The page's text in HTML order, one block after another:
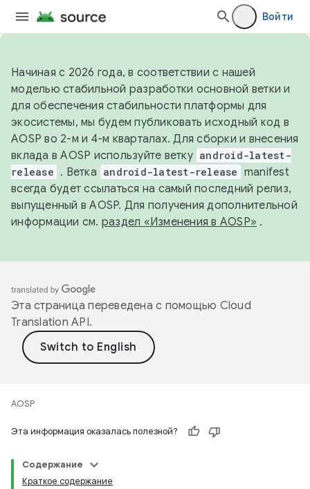
Войти
Начиная с 2026 года, в соответствии с нашей
моделью стабильной разработки основной ветки и
для обеспечения стабильности платформы для
экосистемы, мы будем публиковать исходный код в
AOSP во 2-м и 4-м кварталах. Для сборки и внесения
вклада в AOSP используйте ветку android-latest-
release . Ветка android-latest-release manifest
всегда будет ссылаться на самый последний релиз,
выпущенный в AOSP. Для получения дополнительной
информации см. раздел «Изменения в AOSP» .
Эта страница переведена с помощью Cloud
Translation API.
AOSP
Эта информация оказалась полезной?
Содержание
Краткое содержание